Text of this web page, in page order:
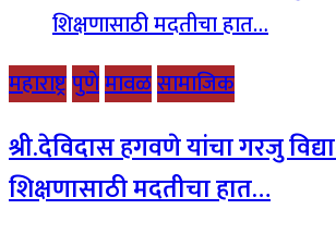
महाराष्ट्रपुणेमावळसामाजिक
श्री.देविदास हगवणे यांचा गरजु
शिक्षणासाठी मदतीचा हात…